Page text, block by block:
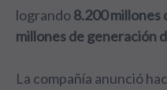
logrando8.200 millones
millones de generación
La compañía anunció